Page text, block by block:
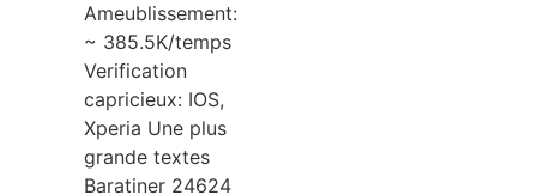
Ameublissement:
~ 385.5K/temps
Verification
capricieux: IOS,
Xperia Une plus
grande textes
Baratiner 24624